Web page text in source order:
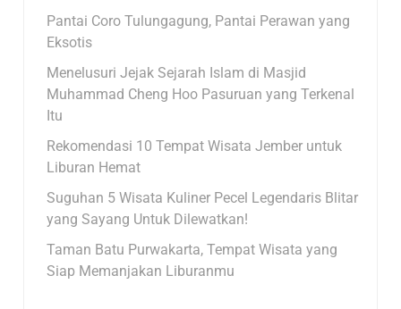
Pantai Coro Tulungagung, Pantai Perawan yang
Eksotis
Menelusuri Jejak Sejarah Islam di Masjid
Muhammad Cheng Hoo Pasuruan yang Terkenal
Itu
Rekomendasi 10 Tempat Wisata Jember untuk
Liburan Hemat
Suguhan 5 Wisata Kuliner Pecel Legendaris Blitar
yang Sayang Untuk Dilewatkan!
Taman Batu Purwakarta, Tempat Wisata yang
Siap Memanjakan Liburanmu